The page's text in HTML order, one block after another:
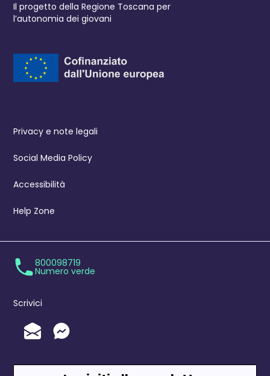
Il progetto della Regione Toscana per
l’autonomia dei giovani
Privacy e note legali
Social Media Policy
Accessibilità
Help Zone
800098719
Numero verde
Scrivici
Invia un'Email
Messenger